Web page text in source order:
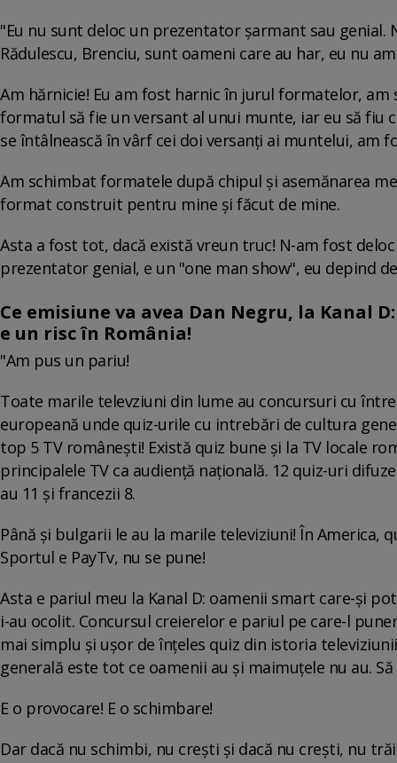
"Eu nu sunt deloc un prezentator șarmant sau
Rădulescu, Brenciu, sunt oameni care au har, eu nu
Am hărnicie! Eu am fost harnic în jurul formatelor,
formatul să fie un versant al unui munte, iar eu să
se întâlnească în vârf cei doi versanți ai muntelui, am
Am schimbat formatele după chipul și asemănarea
format construit pentru mine și făcut de mine.
Asta a fost tot, dacă există vreun truc! N-am fost
prezentator genial, e un "one man show", eu depind
Ce emisiune va avea Dan Negru, la Kanal
e un risc în România!
"Am pus un pariu!
Toate marile televziuni din lume au concursuri cu
europeană unde quiz-urile cu intrebări de cultura
top 5 TV românești! Există quiz bune și la TV locale
principalele TV ca audiență națională. 12 quiz-uri
au 11 și francezii 8.
Până și bulgarii le au la marile televiziuni! În America,
Sportul e PayTv, nu se pune!
Asta e pariul meu la Kanal D: oamenii smart care-și
i-au ocolit. Concursul creierelor e pariul pe care-l
mai simplu și ușor de înțeles quiz din istoria
generală este tot ce oamenii au și maimuțele nu au.
E o provocare! E o schimbare!
Dar dacă nu schimbi, nu crești și dacă nu crești, nu